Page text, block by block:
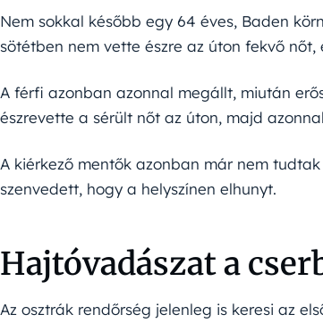
Nem sokkal később egy 64 éves, Baden
sötétben nem vette észre az úton fekvő
A férfi azonban azonnal megállt, miután
észrevette a sérült nőt az úton, majd
A kiérkező mentők azonban már nem
szenvedett, hogy a helyszínen elhunyt.
Hajtóvadászat a
Az osztrák rendőrség jelenleg is keresi az